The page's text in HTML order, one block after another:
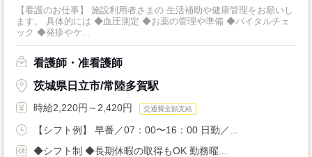
【看護のお仕事】 施設利用者さまの 生活補助や健康管理をお願いし
ます。 具体的には ◆血圧測定 ◆お薬の管理や準備 ◆バイタルチェ
ック ◆発疹やケ...
看護師・准看護師
茨城県日立市/常陸多賀駅
時給2,220円～2,420円 交通費全額支給
【シフト例】 早番／07：00〜16：00 日勤／...
◆シフト制 ◆長期休暇の取得もOK 勤務曜...